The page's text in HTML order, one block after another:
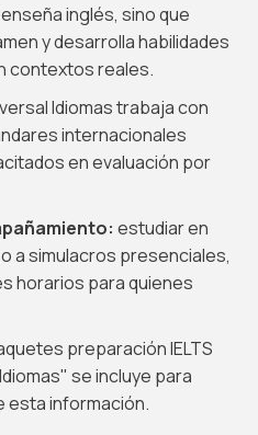
inglés, sino que
y desarrolla habilidades
contextos reales.
Idiomas trabaja con
internacionales
en evaluación por
estudiar en
a simulacros presenciales,
horarios para quienes
preparación IELTS
se incluye para
esta información.